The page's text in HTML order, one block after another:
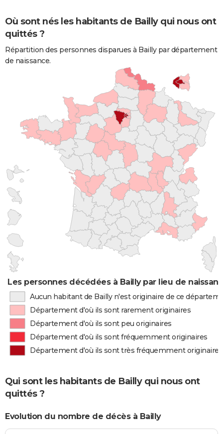
Où sont nés les habitants de Bailly qui nous ont
quittés ?
Répartition des personnes disparues à Bailly par département
de naissance.
Les personnes décédées à Bailly par lieu de
Aucun habitant de Bailly n'est originaire de ce
Département d'où ils sont rarement originaires
Département d'où ils sont peu originaires
Département d'où ils sont fréquemment originaires
Département d'où ils sont très fréquemment originaires
Qui sont les habitants de Bailly qui nous ont
quittés ?
Evolution du nombre de décès à Bailly